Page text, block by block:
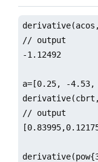
// output
-1.12492
a=[0.25, -
// output